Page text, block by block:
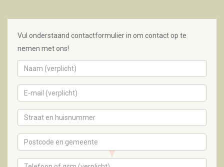
Vul onderstaand contactformulier in om contact op te
nemen met ons!